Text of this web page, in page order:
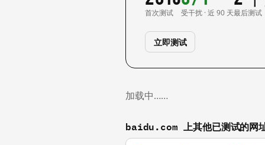
首次测试 受干扰 · 近 90 天最后测试
立即测试
加载中……
baidu.com 上其他已测试的网